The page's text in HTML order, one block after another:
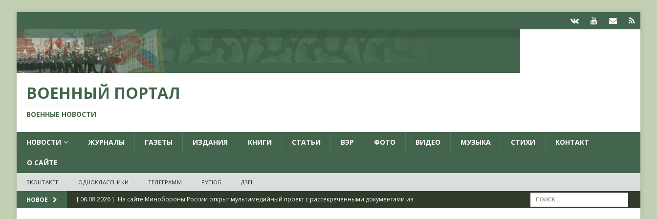
ВОЕННЫЙ ПОРТАЛ
ВОЕННЫЕ НОВОСТИ
НОВОСТИ ЖУРНАЛЫ ГАЗЕТЫ ИЗДАНИЯ КНИГИ СТАТЬИ ВЭР ФОТО ВИДЕО МУЗЫКА СТИХИ КОНТАКТ
О САЙТЕ
ВКОНТАКТЕ ОДНОКЛАССНИКИ ТЕЛЕГРАММ РУТЮБ ДЗЕН
НОВОЕ [ 06.08.2026 ] На сайте Минобороны России открыт мультимедийный проект с рассекреченными документами из